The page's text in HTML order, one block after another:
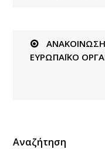
ΕΥΡΩΠΑΪΚΟ
Αναζήτηση